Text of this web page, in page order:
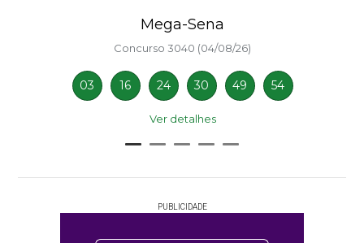
Mega-Sena
Concurso 3040 (04/08/26)
03 16 24 30 49 54
Ver detalhes
PUBLICIDADE